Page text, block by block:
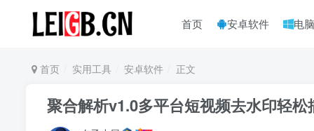
首页 安卓软件 电
首页 实用工具 安卓软件 正文
聚合解析v1.0多平台短视频去水印轻松